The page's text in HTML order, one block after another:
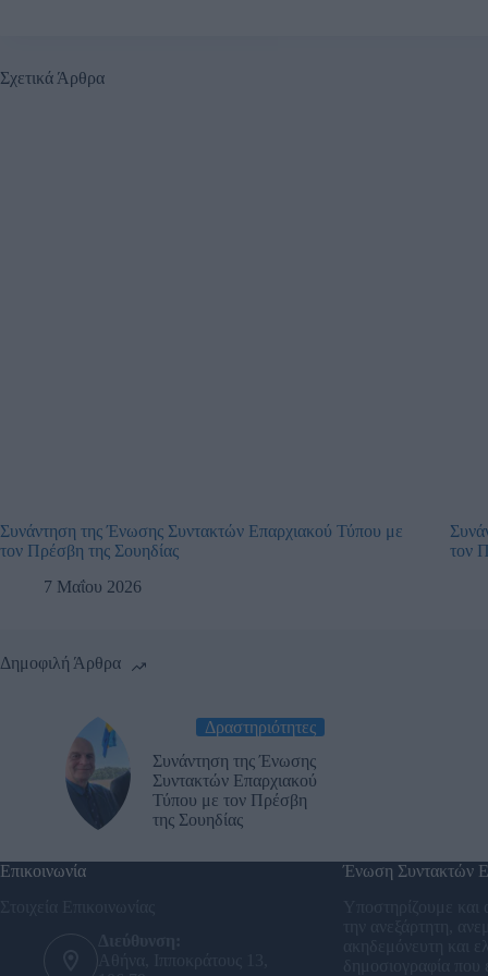
Σχετικά Άρθρα
Συνάντηση της Ένωσης Συντακτών Επαρχιακού Τύπου με
τον Πρέσβη της Σουηδίας
7 Μαΐου 2026
τον
Δημοφιλή Άρθρα
Δραστηριότητες
Συνάντηση της Ένωσης
Συντακτών Επαρχιακού
Τύπου με τον Πρέσβη
της Σουηδίας
Επικοινωνία
Ένωση Συντακτών